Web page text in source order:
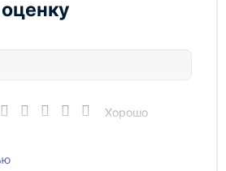
Хорошо